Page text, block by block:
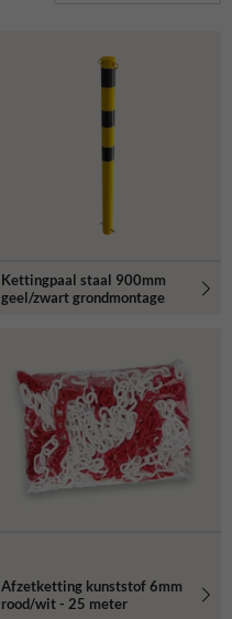
Kettingpaal staal 900mm
geel/zwart grondmontage
Afzetketting kunststof 6mm
rood/wit - 25 meter